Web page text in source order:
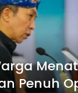
Penuh